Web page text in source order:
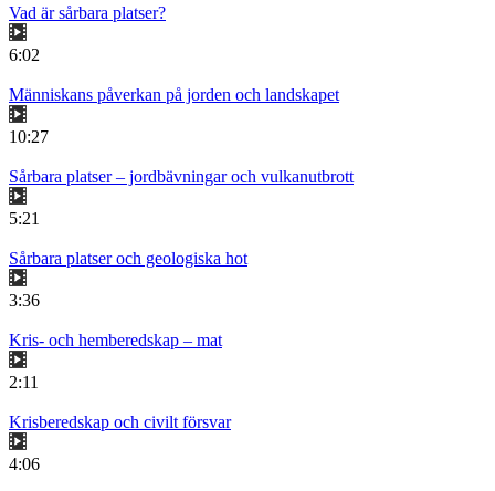
Vad är sårbara platser?
6:02
Människans påverkan på jorden och landskapet
10:27
Sårbara platser – jordbävningar och vulkanutbrott
5:21
Sårbara platser och geologiska hot
3:36
Kris- och hemberedskap – mat
2:11
Krisberedskap och civilt försvar
4:06